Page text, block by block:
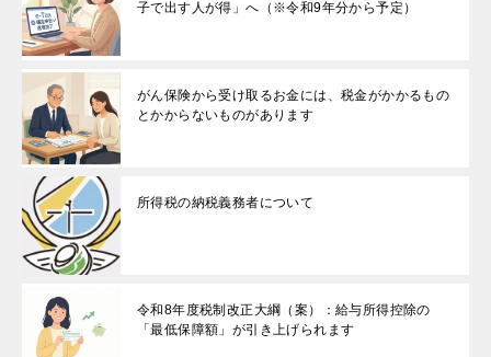
子で出す人が得」へ（※令和9年分から予定）
がん保険から受け取るお金には、税金がかかるもの
とかからないものがあります
所得税の納税義務者について
令和8年度税制改正大綱（案）：給与所得控除の
「最低保障額」が引き上げられます